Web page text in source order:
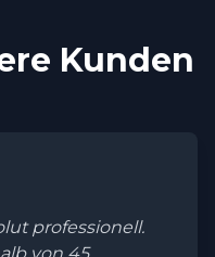
Kunden
professionell.